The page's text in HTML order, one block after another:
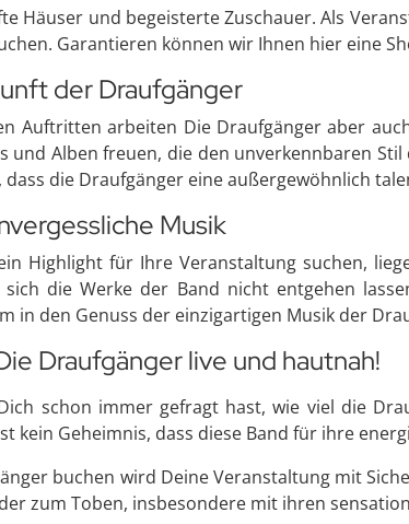
Häuser und begeisterte Zuschauer. Als
Garantieren können wir Ihnen hier eine
der Draufgänger
Auftritten arbeiten Die Draufgänger aber
und Alben freuen, die den unverkennbaren
dass die Draufgänger eine außergewöhnlich
Musik
Highlight für Ihre Veranstaltung suchen,
die Werke der Band nicht entgehen
in den Genuss der einzigartigen Musik der
Draufgänger live und hautnah!
schon immer gefragt hast, wie viel die
kein Geheimnis, dass diese Band für ihre
buchen wird Deine Veranstaltung mit
zum Toben, insbesondere mit ihren